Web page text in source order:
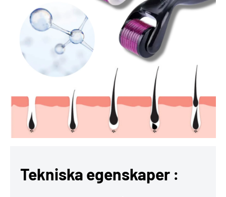
Tekniska egenskaper :